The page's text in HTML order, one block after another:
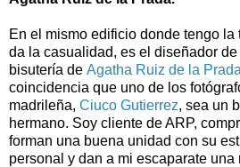
En el mismo edificio donde tengo
da la casualidad, es el diseñador
bisutería de Agatha Ruiz de la Prada
coincidencia que uno de los
madrileña, Ciuco Gutierrez, sea un
hermano. Soy cliente de ARP,
forman una buena unidad con su
personal y dan a mi escaparate una